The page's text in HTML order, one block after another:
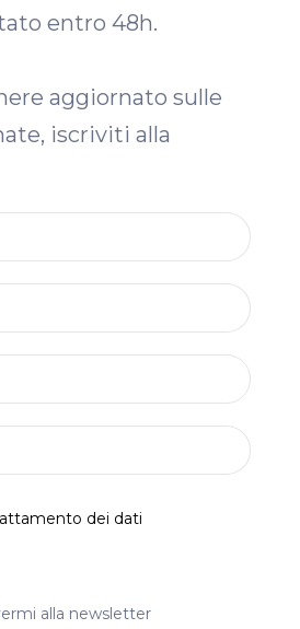
entro 48h.
aggiornato sulle
iscriviti alla
dei dati
alla newsletter